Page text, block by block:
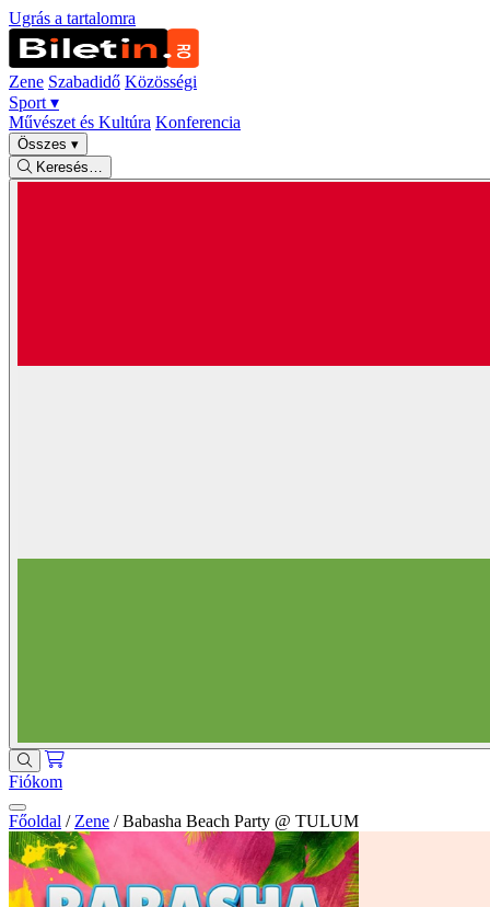
Ugrás a tartalomra
Zene Szabadidő Közösségi
Sport ▾
Művészet és Kultúra Konferencia
Összes ▾
Keresés…
Fiókom
Főoldal / Zene / Babasha Beach Party @ TULUM